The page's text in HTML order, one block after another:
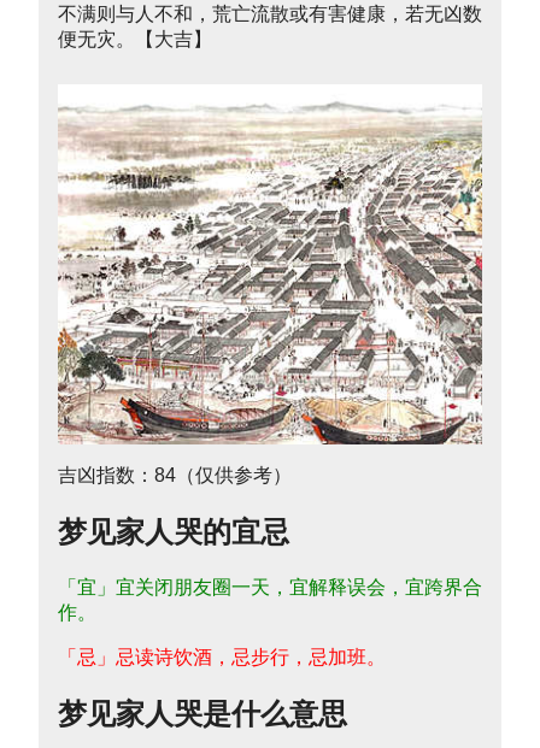
不满则与人不和，荒亡流散或有害健康，若无凶数
便无灾。【大吉】
吉凶指数：84（仅供参考）
梦见家人哭的宜忌
「宜」宜关闭朋友圈一天，宜解释误会，宜跨界合
作。
「忌」忌读诗饮酒，忌步行，忌加班。
梦见家人哭是什么意思